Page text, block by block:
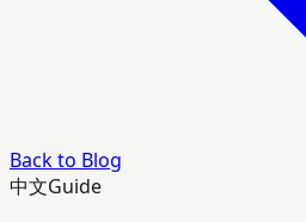
Back to Blog
中文Guide